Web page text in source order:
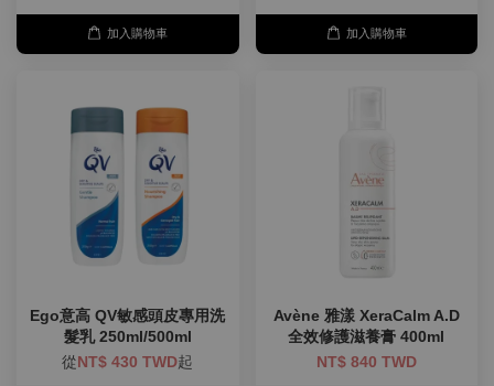
加入購物車 加入購物車
Ego意高 QV敏感頭皮專用洗
髮乳 250ml/500ml
從NT$ 430 TWD起
Avène 雅漾 XeraCalm A.D
全效修護滋養膏 400ml
NT$ 840 TWD